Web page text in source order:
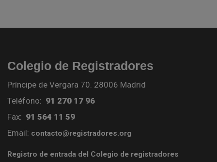
Colegio de Registradores
Príncipe de Vergara 70. 28006 Madrid
Teléfono: 91 270 17 96
Fax: 91 564 11 59
Email: contacto@registradores.org
Registro de entrada del Colegio de registradores